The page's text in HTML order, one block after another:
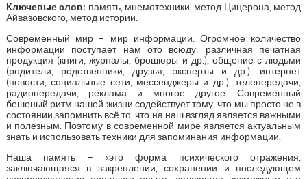
Ключевые слов: память, мнемотехники, метод Цицерона, метод
Айвазовского, метод истории.
Современный мир – мир информации. Огромное количество
информации поступает нам ото всюду: различная печатная
продукция (книги, журналы, брошюры и др.), общение с людьми
(родители, родственники, друзья, эксперты и др.), интернет
(новости, социальные сети, мессенджеры и др.), телепередачи,
радиопередачи, реклама и многое другое. Современный
бешеный ритм нашей жизни содействует тому, что мы просто не в
состоянии запомнить всё то, что на наш взгляд является важными
и полезным. Поэтому в современной мире является актуальным
знать и использовать техники для запоминания информации.
Наша память – «это форма психического отражения,
заключающаяся в закреплении, сохранении и последующем